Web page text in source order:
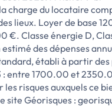
charge du locataire
lieux. Loyer de base
€. Classe énergie D,
des dépenses
établi à partir
: entre 1700.00 et
risques auxquels ce
site Géorisques :